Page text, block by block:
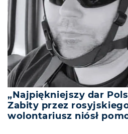
„Najpiękniejszy dar
Zabity przez
wolontariusz niósł